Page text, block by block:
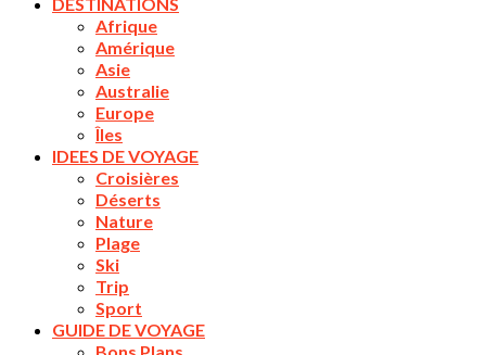
Afrique
Amérique
Asie
Australie
Europe
Îles
IDEES DE VOYAGE
Croisières
Déserts
Nature
Plage
Ski
Trip
Sport
GUIDE DE VOYAGE